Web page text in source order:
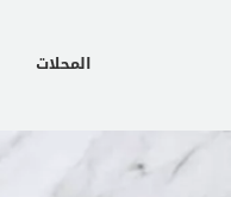
المحلات